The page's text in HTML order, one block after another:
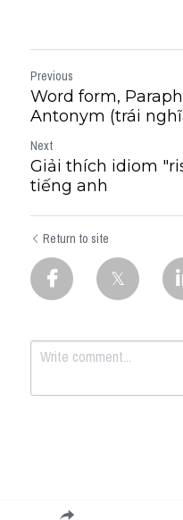
Previous
Word form,
Antonym (trái
Next
Giải thích idiom
tiếng anh
Return to site